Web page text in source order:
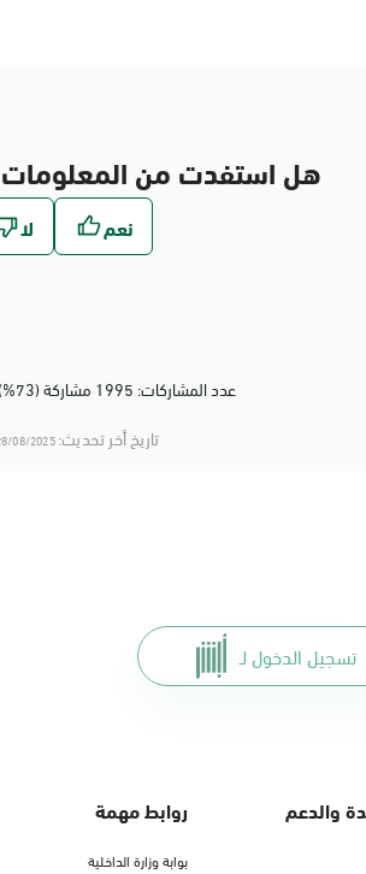
هل استفدت من
عدد المشاركات: 1995 مشاركة (73%) أعجبهم المحتوى
تاريخ أخر تحديث:08/2025 12:08
تسجيل الدخول لـ
والدعم روابط مهمة
بوابة وزارة الداخلية